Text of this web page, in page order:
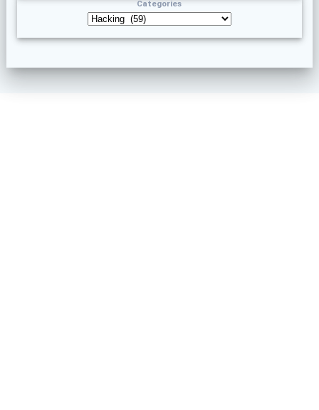
Categories
Categories